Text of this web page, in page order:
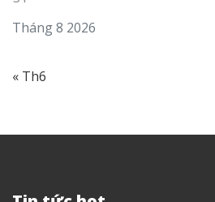
Tháng 8 2026
« Th6